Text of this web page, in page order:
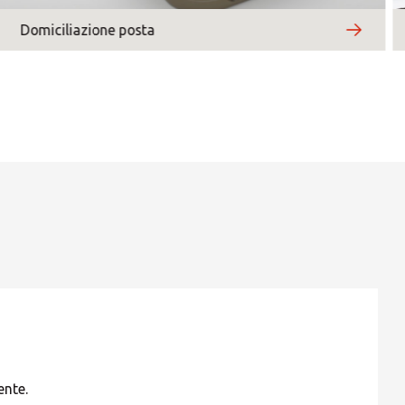
Domiciliazione posta
Central Asia